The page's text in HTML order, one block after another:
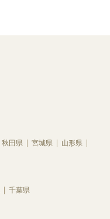
秋田県 宮城県
山形県
千葉県